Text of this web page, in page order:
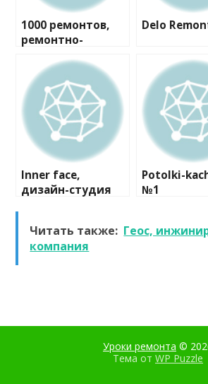
1000 ремонтов,
ремонтно-
компания
Delo
Inner face,
дизайн-студия
Potolki-
№1
Читать также: Геос,
компания
Уроки ремонта ©
Тема от WP Puzzle